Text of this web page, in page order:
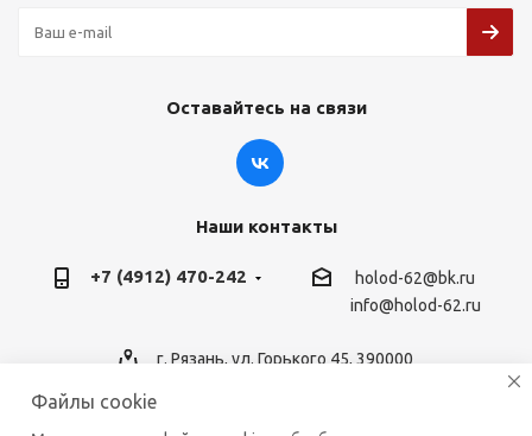
Оставайтесь на связи
Наши контакты
+7 (4912) 470-242
holod-62@bk.ru
info@holod-62.ru
г. Рязань, ул. Горького 45, 390000
Файлы cookie